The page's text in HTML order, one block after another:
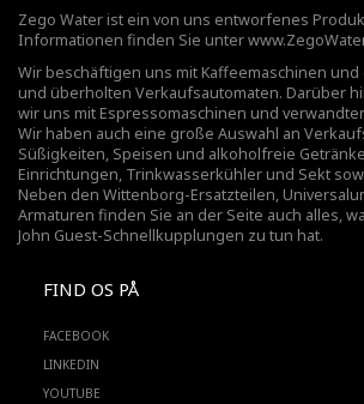
Zego Water ist ein von uns entworfenes
Informationen finden Sie unter
Wir beschäftigen uns mit Kaffeemaschinen
und überholten Verkaufsautomaten. Darüber
wir uns mit Espressomaschinen und
Wir haben auch eine große Auswahl an
Süßigkeiten, Speisen und alkoholfreie
Einrichtungen, Trinkwasserkühler und Sekt
Neben den Wittenborg-Ersatzteilen,
Armaturen finden Sie an der Seite auch alles,
John Guest-Schnellkupplungen zu tun hat.
FIND OS PÅ
FACEBOOK
LINKEDIN
YOUTUBE